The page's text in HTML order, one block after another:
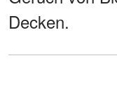
Decken.